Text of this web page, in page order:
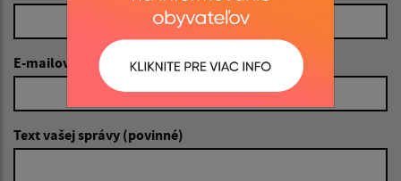
E-mailová adresa (povinné)
Text vašej správy (povinné)